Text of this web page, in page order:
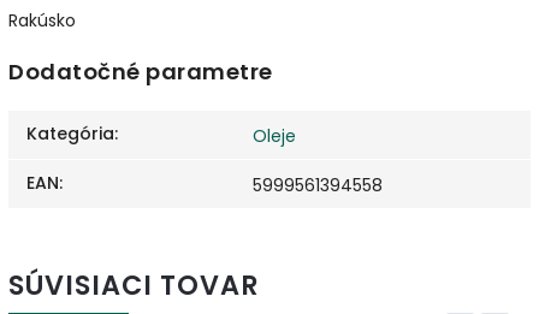
Rakúsko
Dodatočné parametre
Kategória:
Oleje
EAN: 5999561394558
SÚVISIACI TOVAR